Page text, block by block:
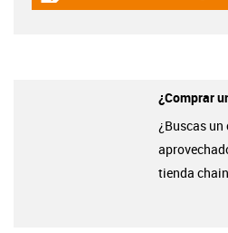
¿Comprar
¿Buscas
tienda